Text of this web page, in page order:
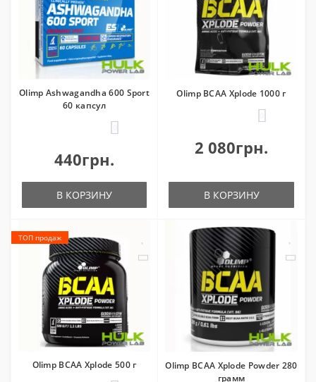
Olimp Ashwagandha 600 Sport
60 капсул
440грн.
В КОРЗИНУ
Olimp BCAA Xplode 1000 г
2 080грн.
В КОРЗИНУ
ТОП продаж
Olimp BCAA Xplode 500 г
Olimp BCAA Xplode Powder 280
грамм